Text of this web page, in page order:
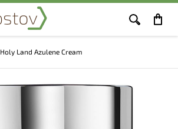
Holy Land Azulene Cream